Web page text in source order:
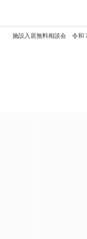
施設入居無料相談会 令和